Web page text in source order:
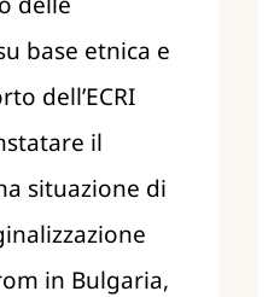
base etnica e
dell’ECRI
il
situazione di
in Bulgaria,